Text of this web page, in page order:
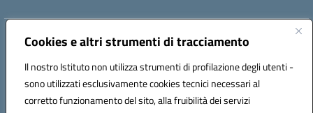
Cookies e altri strumenti di tracciamento
Il nostro Istituto non utilizza strumenti di profilazione degli utenti -
sono utilizzati esclusivamente cookies tecnici necessari al
corretto funzionamento del sito, alla fruibilità dei servizi
Indirizzo:Lecce
Posta elettronica certificata (PEC):leis03400t@pec.istruzione.it
Codice fiscale: 80010750752
Codice meccanografico: leis03400t